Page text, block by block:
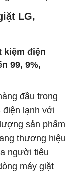
LG,
kiệm điện
99, 9%,
đầu trong
điện lạnh với
sản phẩm
thương hiệu
người tiêu
máy giặt